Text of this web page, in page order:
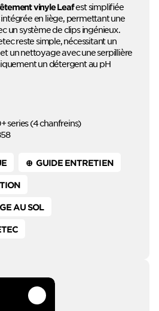
vinyle Leafest simplifiée
en liège, permettant une
un système de clips ingénieux.
reste simple, nécessitant un
un nettoyage avec une serpillière
un détergent au pH
series (4 chanfreins)
⊕ GUIDE ENTRETIEN
AU SOL